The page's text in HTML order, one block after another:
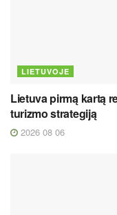
LIETUVOJE
Lietuva pirmą kartą
turizmo strategiją
2026 08 06